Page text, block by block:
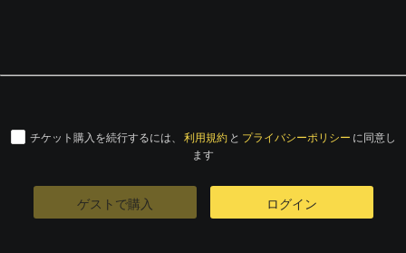
チケット購入を続行するには、 利用規約 と プライバシーポリシー に同意し
ます
ゲストで購入 ログイン